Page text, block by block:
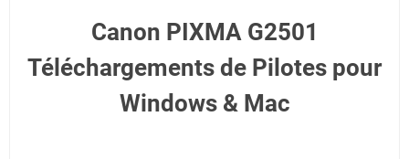
Canon PIXMA G2501
Téléchargements de Pilotes pour
Windows & Mac